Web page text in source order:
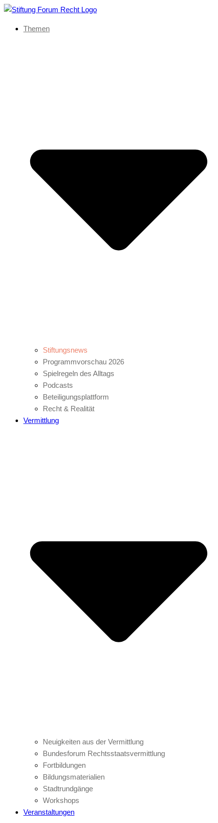
Themen
Stiftungsnews
Programmvorschau 2026
Spielregeln des Alltags
Podcasts
Beteiligungsplattform
Recht & Realität
Vermittlung
Neuigkeiten aus der Vermittlung
Bundesforum Rechtsstaatsvermittlung
Fortbildungen
Bildungsmaterialien
Stadtrundgänge
Workshops
Veranstaltungen